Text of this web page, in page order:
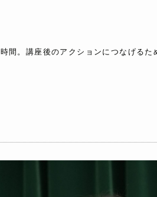
間。講座後のアクションにつなげる